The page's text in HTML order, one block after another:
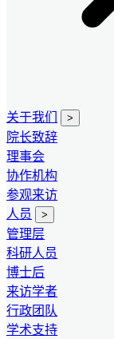
关于我们 >
院长致辞
理事会
协作机构
参观来访
人员
>
管理层
科研人员
博士后
来访学者
行政团队
学术支持